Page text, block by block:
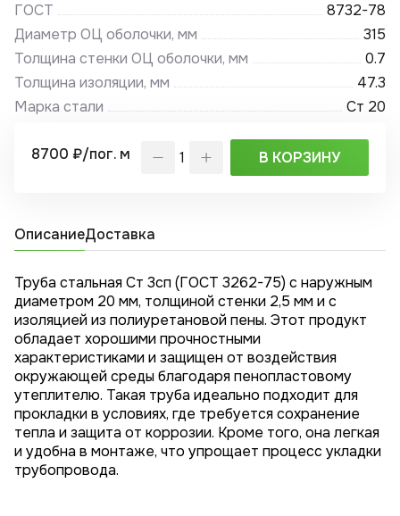
ГОСТ
8732-78
Диаметр ОЦ оболочки, мм
315
Толщина стенки ОЦ оболочки, мм
0.7
Толщина изоляции, мм
47.3
Марка стали
Ст 20
8700 ₽/пог. м В КОРЗИНУ
ОписаниеДоставка
Труба стальная Ст 3сп (ГОСТ 3262-75) с наружным
диаметром 20 мм, толщиной стенки 2,5 мм и с
изоляцией из полиуретановой пены. Этот продукт
обладает хорошими прочностными
характеристиками и защищен от воздействия
окружающей среды благодаря пенопластовому
утеплителю. Такая труба идеально подходит для
прокладки в условиях, где требуется сохранение
тепла и защита от коррозии. Кроме того, она легкая
и удобна в монтаже, что упрощает процесс укладки
трубопровода.